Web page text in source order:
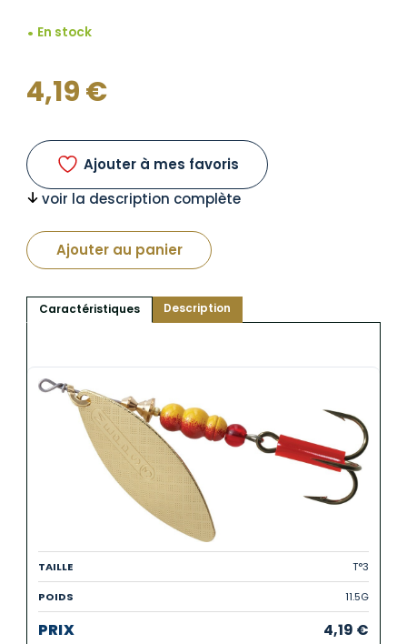
En stock
4,19€
Ajouter à mes favoris
voir la description complète
Ajouter au panier
Caractéristiques Description
T°3
11.5G
4,19 €